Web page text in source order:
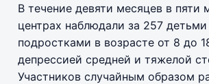
В течение девяти месяцев в пяти
центрах наблюдали за 257
подростками в возрасте от 8 до
депрессией средней и тяжелой
Участников случайным образом